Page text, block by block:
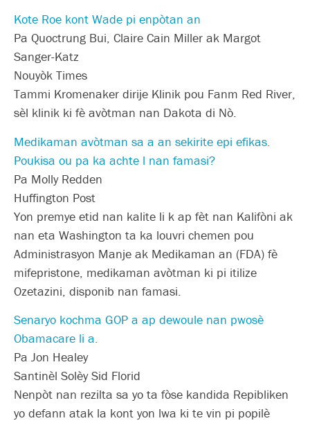
Kote Roe kont Wade pi enpòtan an
Pa Quoctrung Bui, Claire Cain Miller ak Margot
Sanger-Katz
Nouyòk Times
Tammi Kromenaker dirije Klinik pou Fanm Red River,
sèl klinik ki fè avòtman nan Dakota di Nò.
Medikaman avòtman sa a an sekirite epi efikas.
Poukisa ou pa ka achte l nan famasi?
Pa Molly Redden
Huffington Post
Yon premye etid nan kalite li k ap fèt nan Kalifòni ak
nan eta Washington ta ka louvri chemen pou
Administrasyon Manje ak Medikaman an (FDA) fè
mifepristone, medikaman avòtman ki pi itilize
Ozetazini, disponib nan famasi.
Senaryo kochma GOP a ap dewoule nan pwosè
Obamacare li a.
Pa Jon Healey
Santinèl Solèy Sid Florid
Nenpòt nan rezilta sa yo ta fòse kandida Repibliken
yo defann atak la kont yon lwa ki te vin pi popilè